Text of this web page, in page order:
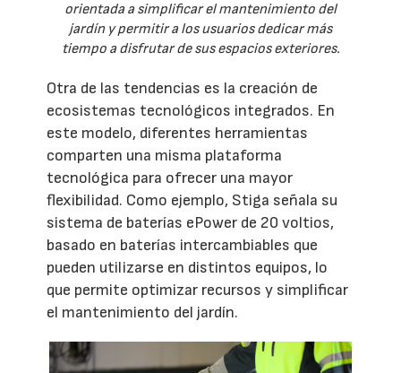
orientada a simplificar el mantenimiento del
jardín y permitir a los usuarios dedicar más
tiempo a disfrutar de sus espacios exteriores.
Otra de las tendencias es la creación de
ecosistemas tecnológicos integrados. En
este modelo, diferentes herramientas
comparten una misma plataforma
tecnológica para ofrecer una mayor
flexibilidad. Como ejemplo, Stiga señala su
sistema de baterías ePower de 20 voltios,
basado en baterías intercambiables que
pueden utilizarse en distintos equipos, lo
que permite optimizar recursos y simplificar
el mantenimiento del jardín.